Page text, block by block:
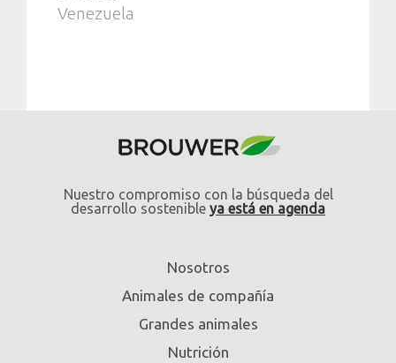
Venezuela
Nuestro compromiso con la búsqueda del
desarrollo sostenible ya está en agenda
Nosotros
Animales de compañía
Grandes animales
Nutrición